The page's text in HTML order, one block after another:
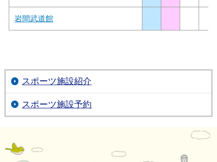
岩間武道館
スポーツ施設紹介
スポーツ施設予約